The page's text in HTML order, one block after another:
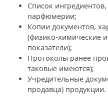
Список
парфюмерии;
Копии документов,
(физико-химические
показатели);
Протоколы ранее
таковые имеются);
Учредительные
продавца) продукции.